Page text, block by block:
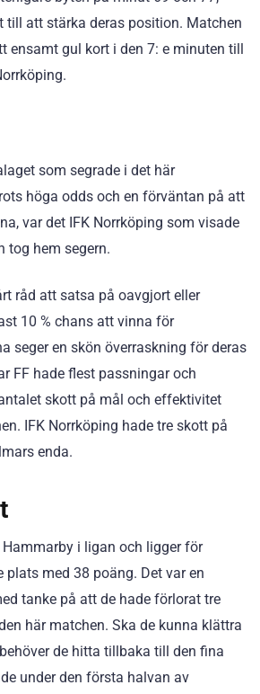
till att stärka deras position. Matchen
ensamt gul kort i den 7: e minuten till
som segrade i det här
höga odds och en förväntan på att
var det IFK Norrköping som visade
tog hem segern.
råd att satsa på oavgjort eller
10 % chans att vinna för
seger en skön överraskning för deras
FF hade flest passningar och
skott på mål och effektivitet
IFK Norrköping hade tre skott på
enda.
i ligan och ligger för
plats med 38 poäng. Det var en
tanke på att de hade förlorat tre
här matchen. Ska de kunna klättra
de hitta tillbaka till den fina
under den första halvan av